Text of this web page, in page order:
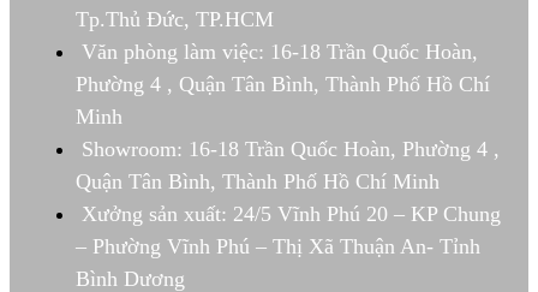
Tp.Thủ Đức, TP.HCM
Văn phòng làm việc: 16-18 Trần Quốc Hoàn,
Phường 4 , Quận Tân Bình, Thành Phố Hồ Chí
Minh
Showroom: 16-18 Trần Quốc Hoàn, Phường 4 ,
Quận Tân Bình, Thành Phố Hồ Chí Minh
Xưởng sản xuất: 24/5 Vĩnh Phú 20 – KP Chung
– Phường Vĩnh Phú – Thị Xã Thuận An- Tỉnh
Bình Dương